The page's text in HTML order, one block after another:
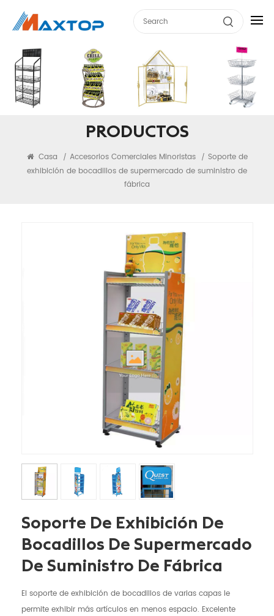
PRODUCTOS
Casa / Accesorios Comerciales Minoristas / Soporte de
exhibición de bocadillos de supermercado de suministro de
fábrica
Soporte De Exhibición De
Bocadillos De Supermercado
De Suministro De Fábrica
El soporte de exhibición de bocadillos de varias capas le
permite exhibir más artículos en menos espacio. Excelente